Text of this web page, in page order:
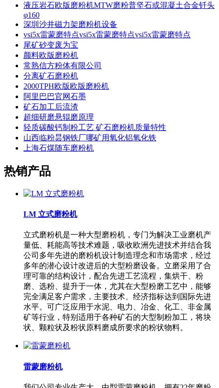
液压岩石欧版磨粉机MTW磨粉普坚石或混凝土合金钎头
φ160
深圳沙井磁力架磨粉机设备
vsi5x雷蒙磨特点vsi5x雷蒙磨特点vsi5x雷蒙磨特点
尾矿砂变废为宝
颜料欧版磨粉机
常熟信方粉体有限公司
分离矿石磨粉机
2000TPH欧版欧版磨粉机
阿里巴巴官网石墨
矿石加工后流渣
超细研磨悬辊磨原理
轻质碳酸钙制粉工艺 矿石磨粉机质量特性
山西临粉昙钢铁厂哪矿用氧化铝氧化铁
上海石煤随车磨粉机
热销产品
LM 立式磨粉机
立式磨粉机是一种大型磨粉机，专门为解决工业磨机产
量低、耗能高等技术难题，吸收欧洲先进技术并结合我
公司多年先进的磨粉机设计制造理念和市场需求，经过
多年的潜心设计改进后的大型粉磨设备。立磨采用了合
理可靠的结构设计，配合先进工艺流程，集烘干、粉
磨、选粉、提升于一体，尤其在大型粉磨工艺中，能够
完全满足客户需求，主要技术、经济指标达到国际先进
水平。可广泛应用于水泥、电力、冶金、化工、非金属
矿等行业，特别适用于各种矿石的大型制粉加工，将块
状、颗粒状及粉状原料磨成所要求的粉状物料。
雷蒙磨粉机